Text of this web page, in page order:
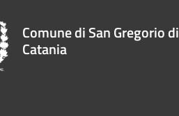
Comune di San Gregorio di
Catania